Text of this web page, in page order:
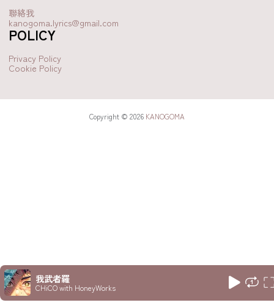
我武者羅
CHiCO with HoneyWorks
聯絡我
kanogoma.lyrics@gmail.com
POLICY
Privacy Policy
Cookie Policy
Copyright © 2026 KANOGOMA